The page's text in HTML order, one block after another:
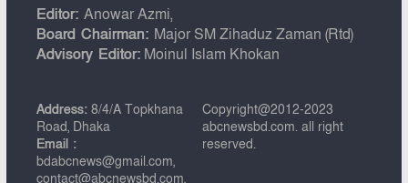
Editor: Anowar Azmi,
Board Chairman: Major SM Zihaduz Zaman (Rtd)
Advisory Editor:Moinul Islam Khokan
Address:8/4/A Topkhana
Road, Dhaka
Email :
bdabcnews@gmail.com,
contact@abcnewsbd.com,
Copyright@2012-2023
abcnewsbd.com. all right
reserved.